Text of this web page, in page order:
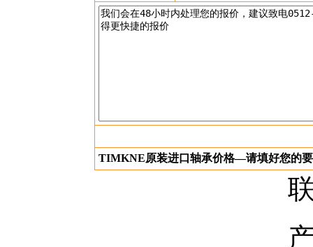
TIMKNE原装进口轴承价格—请填好您的